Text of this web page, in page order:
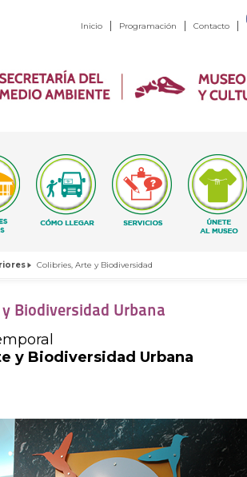
Inicio Programación Contacto
Colibries, Arte y Biodiversidad
Biodiversidad Urbana
y Biodiversidad Urbana